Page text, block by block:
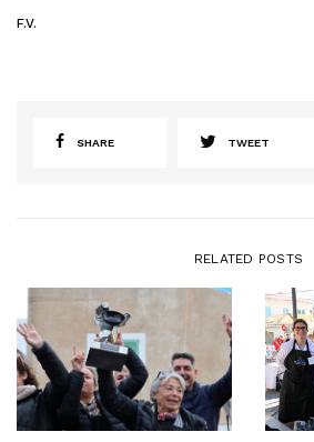
F.V.
SHARE TWEET
RELATED POSTS